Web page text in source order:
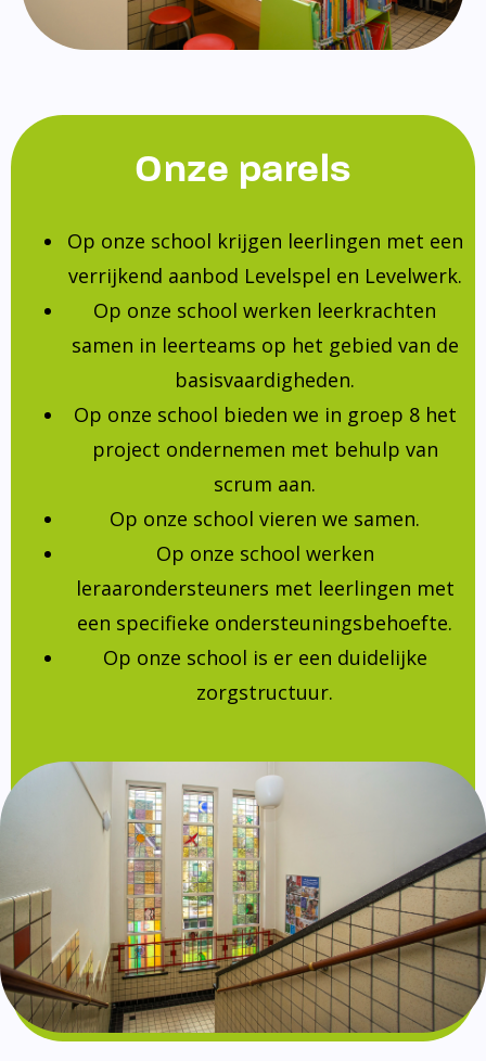
Onze parels
Op onze school krijgen leerlingen met een
verrijkend aanbod Levelspel en Levelwerk.
Op onze school werken leerkrachten
samen in leerteams op het gebied van de
basisvaardigheden.
Op onze school bieden we in groep 8 het
project ondernemen met behulp van
scrum aan.
Op onze school vieren we samen.
Op onze school werken
leraarondersteuners met leerlingen met
een specifieke ondersteuningsbehoefte.
Op onze school is er een duidelijke
zorgstructuur.